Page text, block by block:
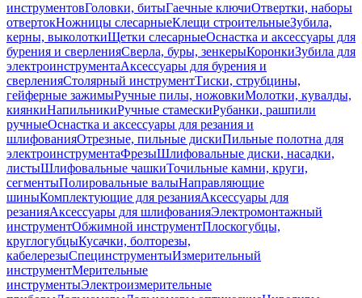
инструментовГоловки, битыГаечные ключиОтвертки, наборы
отвертокНожницы слесарныеКлещи строительныеЗубила,
керны, выколоткиЩетки слесарныеОснастка и аксессуары для
бурения и сверленияСверла, буры, зенкерыКоронкиЗубила для
электроинструментаАксессуары для бурения и
сверленияСтолярный инструментТиски, струбцины,
гейферные зажимыРучные пилы, ножовкиМолотки, кувалды,
киянкиНапильникиРучные стамескиРубанки, рашпили
ручныеОснастка и аксессуары для резания и
шлифованияОтрезные, пильные дискиПильные полотна для
электроинструментаФрезыШлифовальные диски, насадки,
листыШлифовальные чашкиТочильные камни, круги,
сегментыПолировальные валыНаправляющие
шиныКомплектующие для резанияАксессуары для
резанияАксессуары для шлифованияЭлектромонтажный
инструментОбжимной инструментПлоскогубцы,
круглогубцыКусачки, болторезы,
кабелерезыСпецинструментыИзмерительный
инструментМерительные
инструментыЭлектроизмерительные